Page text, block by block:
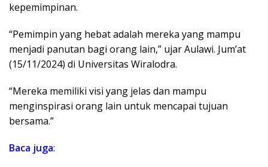
kepemimpinan.
“Pemimpin yang hebat adalah mereka yang mampu
menjadi panutan bagi orang lain,” ujar Aulawi. Jum’at
(15/11/2024) di Universitas Wiralodra.
“Mereka memiliki visi yang jelas dan mampu
menginspirasi orang lain untuk mencapai tujuan
bersama.”
Baca juga: